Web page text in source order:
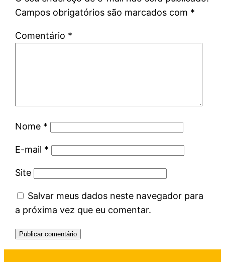
Campos obrigatórios são marcados com *
Comentário *
Nome *
E-mail *
Site
Salvar meus dados neste navegador para
a próxima vez que eu comentar.